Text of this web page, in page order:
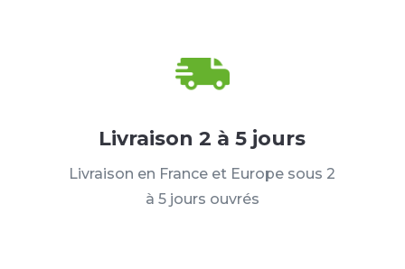
Livraison 2 à 5 jours
Livraison en France et Europe sous 2
à 5 jours ouvrés